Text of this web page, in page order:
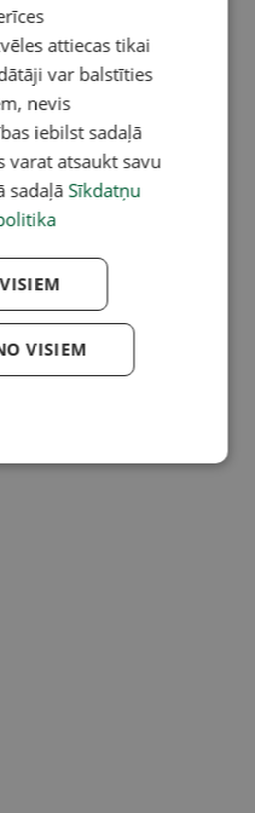
attiecas tikai
var balstīties
nevis
iebilst sadaļā
varat atsaukt savu
sadaļā Sīkdatņu
VISIEM